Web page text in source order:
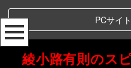
PCサイ
綾小路有則のス